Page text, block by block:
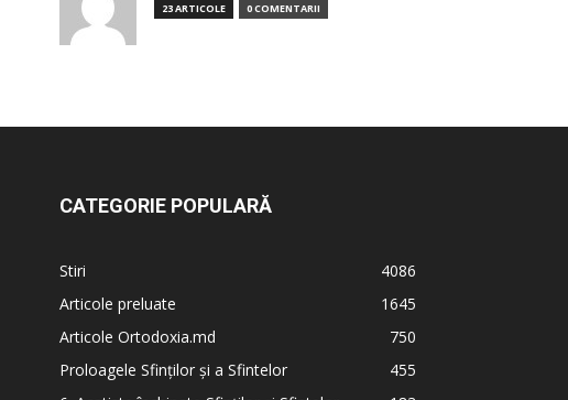
23 ARTICOLE 0 COMENTARII
CATEGORIE POPULARĂ
Stiri
4086
Articole preluate
1645
Articole Ortodoxia.md
750
Proloagele Sfinților și a Sfintelor
455